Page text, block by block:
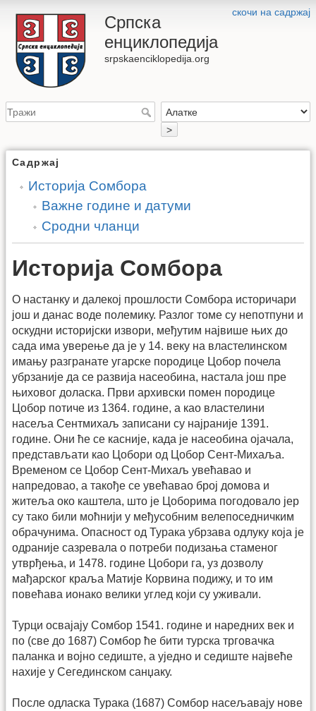
скочи на садржај
Српска
енциклопедија
srpskaenciklopedija.org
>
Садржај
Историја Сомбора
Важне године и датуми
Сродни чланци
Историја Сомбора
О настанку и далекој прошлости Сомбора историчари
још и данас воде полемику. Разлог томе су непотпуни и
оскудни историјски извори, међутим највише њих до
сада има уверење да је у 14. веку на властелинском
имању разгранате угарске породице Цобор почела
убрзаније да се развија насеобина, настала још пре
њиховог доласка. Први архивски помен породице
Цобор потиче из 1364. године, а као властелини
насеља Сентмихаљ записани су најраније 1391.
године. Они ће се касније, када је насеобина ојачала,
представљати као Цобори од Цобор Сент-Михаља.
Временом се Цобор Сент-Михаљ увећавао и
напредовао, а такође се увећавао број домова и
житеља око каштела, што је Цоборима погодовало јер
су тако били моћнији у међусобним велепоседничким
обрачунима. Опасност од Турака убрзава одлуку која је
одраније сазревала о потреби подизања стаменог
утврђења, и 1478. године Цобори га, уз дозволу
мађарског краља Матије Корвина подижу, и то им
повећава ионако велики углед који су уживали.
Турци освајају Сомбор 1541. године и наредних век и
по (све до 1687) Сомбор ће бити турска трговачка
паланка и војно седиште, а уједно и седиште највеће
нахије у Сегединском санџаку.
После одласка Турака (1687) Сомбор насељавају нове